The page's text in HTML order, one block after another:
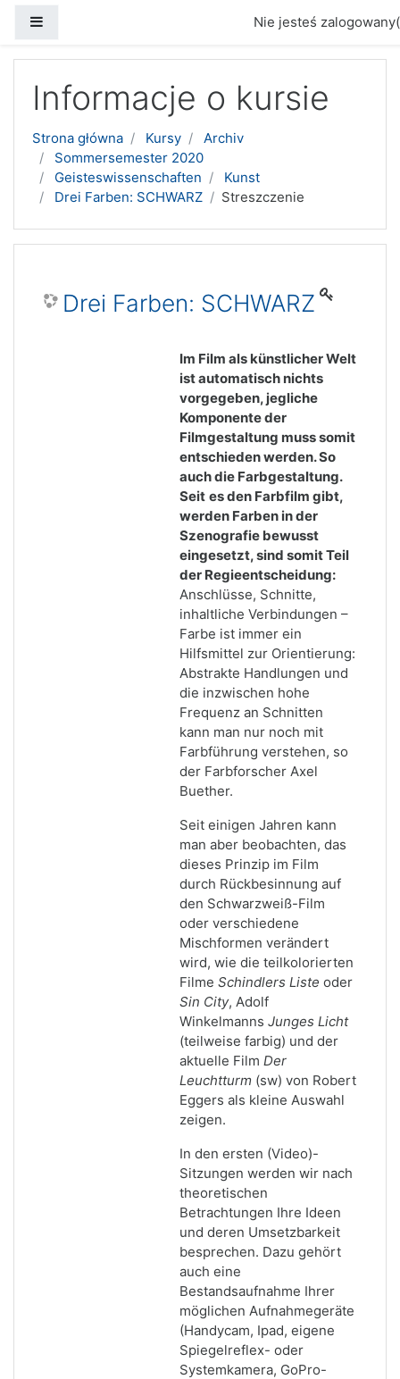
Nie jesteś
Informacje o kursie
Strona główna Kursy
Archiv
Sommersemester 2020
Geisteswissenschaften
Kunst
Drei Farben: SCHWARZ
Streszczenie
Drei Farben: SCHWARZ
Im Film als künstlicher Welt
ist automatisch nichts
vorgegeben, jegliche
Komponente der
Filmgestaltung muss somit
entschieden werden. So
auch die Farbgestaltung.
Seit es den Farbfilm gibt,
werden Farben in der
Szenografie bewusst
eingesetzt, sind somit Teil
der Regieentscheidung:
Anschlüsse, Schnitte,
inhaltliche Verbindungen –
Farbe ist immer ein
Hilfsmittel zur Orientierung:
Abstrakte Handlungen und
die inzwischen hohe
Frequenz an Schnitten
kann man nur noch mit
Farbführung verstehen, so
der Farbforscher Axel
Buether.
Seit einigen Jahren kann
man aber beobachten, das
dieses Prinzip im Film
durch Rückbesinnung auf
den Schwarzweiß-Film
oder verschiedene
Mischformen verändert
wird, wie die teilkolorierten
Filme Schindlers Liste oder
Sin City, Adolf
Winkelmanns Junges Licht
(teilweise farbig) und der
aktuelle Film Der
Leuchtturm (sw) von Robert
Eggers als kleine Auswahl
zeigen.
In den ersten (Video)-
Sitzungen werden wir nach
theoretischen
Betrachtungen Ihre Ideen
und deren Umsetzbarkeit
besprechen. Dazu gehört
auch eine
Bestandsaufnahme Ihrer
möglichen Aufnahmegeräte
(Handycam, Ipad, eigene
Spiegelreflex- oder
Systemkamera, GoPro-